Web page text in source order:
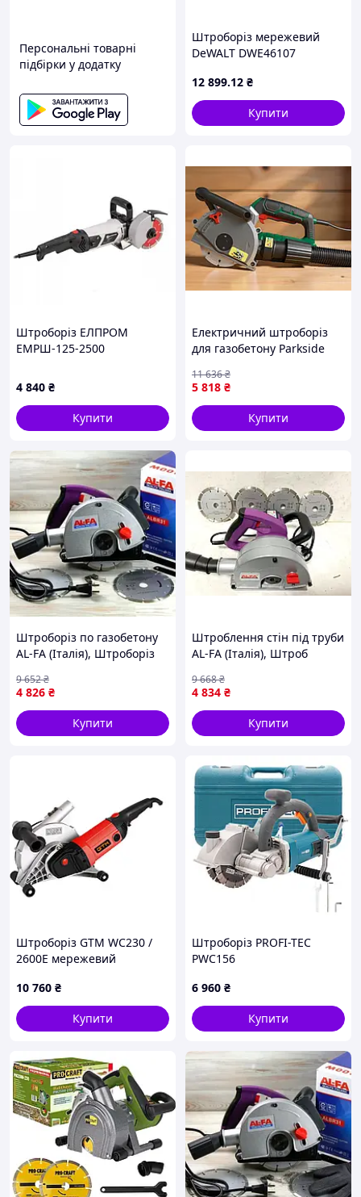
Персональні товарні
підбірки у додатку
Штроборіз мережевий
DeWALT DWE46107
12 899.12 ₴
Купити
Штроборіз ЕЛПРОМ
ЕМРШ-125-2500
4шестерні в редукторі)
4 840 ₴
Купити
Електричний штроборіз
для газобетону Parkside
штроборіз, Штроборіз для
монтажу систем опалення,
FRC
5 818 ₴
11 636₴
Купити
Штроборіз по газобетону
AL-FA (Італія), Штроборіз
пилососом, Боро Доставка
по Україні
4 826 ₴
9 652₴
Купити
Штроблення стін під труби
AL-FA (Італія), Штроб
борозноділи, Штроборіз
для газобетону, XMU
4 834 ₴
9 668₴
Купити
Штроборіз GTM WC230 /
2600E мережевий
10 760 ₴
Купити
Штроборіз PROFI-TEC
PWC156
6 960 ₴
Купити